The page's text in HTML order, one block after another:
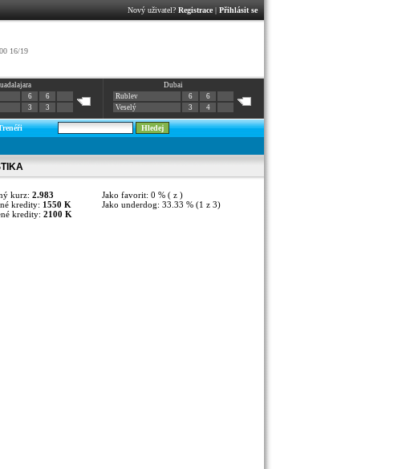
Nový uživatel? Registrace| Přihlásit se
16/19
6
6
3 3
Dubai
Rublev
6
6
Veselý
3 4
kurz: 2.983
kredity: 1550 K
kredity: 2100 K
Jako favorit: 0 % ( z )
Jako underdog: 33.33 % (1 z 3)